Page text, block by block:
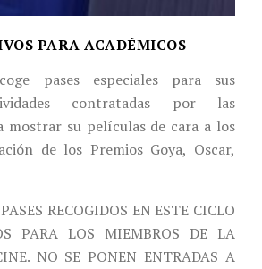
PARA ACADÉMICOS
pases especiales para sus
contratadas por las
mostrar su películas de cara a los
de los Premios Goya, Oscar,
RECOGIDOS EN ESTE CICLO
PARA LOS MIEMBROS DE LA
NO SE PONEN ENTRADAS A